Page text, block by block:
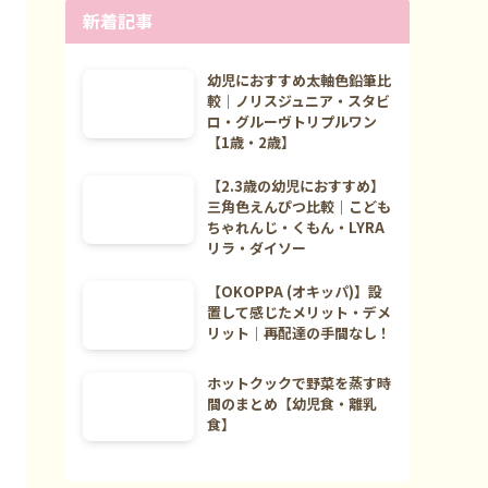
新着記事
幼児におすすめ太軸色鉛筆比
較｜ノリスジュニア・スタビ
ロ・グルーヴトリプルワン
【1歳・2歳】
【2.3歳の幼児におすすめ】
三角色えんぴつ比較｜こども
ちゃれんじ・くもん・LYRA
リラ・ダイソー
【OKOPPA (オキッパ)】設
置して感じたメリット・デメ
リット｜再配達の手間なし！
ホットクックで野菜を蒸す時
間のまとめ【幼児食・離乳
食】